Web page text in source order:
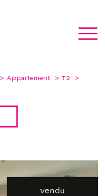
Appartement
T2
vendu